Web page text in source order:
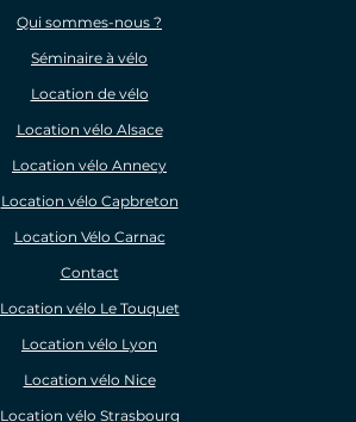
Qui sommes-nous ?
Séminaire à vélo
Location de vélo
Location vélo Alsace
Location vélo Annecy
Location vélo Capbreton
Location Vélo Carnac
Contact
Location vélo Le Touquet
Location vélo Lyon
Location vélo Nice
Location vélo Strasbourg